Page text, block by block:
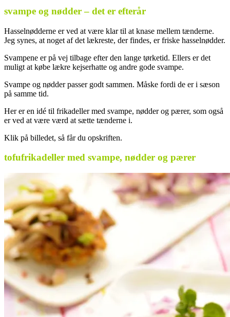
svampe og nødder – det er efterår
Hasselnødderne er ved at være klar til at knase mellem tænderne.
Jeg synes, at noget af det lækreste, der findes, er friske hasselnødder.
Svampene er på vej tilbage efter den lange tørketid. Ellers er det
muligt at købe lækre kejserhatte og andre gode svampe.
Svampe og nødder passer godt sammen. Måske fordi de er i sæson
på samme tid.
Her er en idé til frikadeller med svampe, nødder og pærer, som også
er ved at være værd at sætte tænderne i.
Klik på billedet, så får du opskriften.
tofufrikadeller med svampe, nødder og pærer